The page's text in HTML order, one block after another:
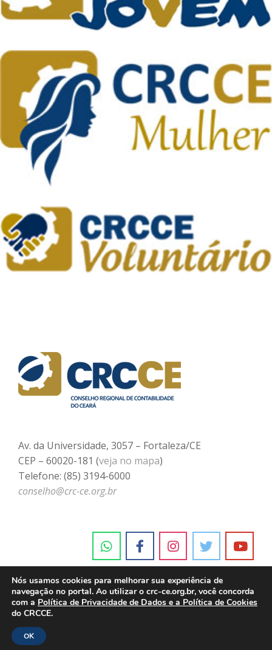
Av. da Universidade, 3057 – Fortaleza/CE
CEP – 60020-181 (veja no mapa)
Telefone: (85) 3194-6000
conselho@crc-ce.org.br
Nós usamos cookies para melhorar sua experiência de
navegação no portal. Ao utilizar o crc-ce.org.br, você concorda
com a Política de Privacidade de Dados e a Política de Cookies
do CRCCE.
OK